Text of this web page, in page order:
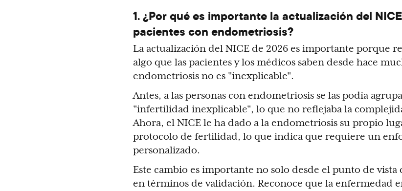
1. ¿Por qué es importante la actualización del
pacientes con endometriosis?
La actualización del NICE de 2026 es importante porque
algo que las pacientes y los médicos saben desde hace
endometriosis no es "inexplicable".
Antes, a las personas con endometriosis se las podía
"infertilidad inexplicable", lo que no reflejaba la
Ahora, el NICE le ha dado a la endometriosis su propio
protocolo de fertilidad, lo que indica que requiere un
personalizado.
Este cambio es importante no solo desde el punto de
en términos de validación. Reconoce que la enfermedad